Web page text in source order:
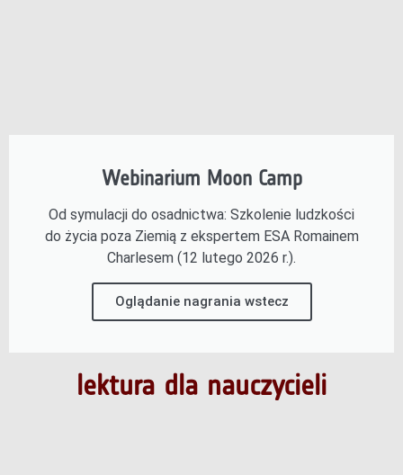
Webinarium Moon Camp
Od symulacji do osadnictwa: Szkolenie ludzkości
do życia poza Ziemią z ekspertem ESA Romainem
Charlesem (12 lutego 2026 r.).
Oglądanie nagrania wstecz
lektura dla nauczycieli